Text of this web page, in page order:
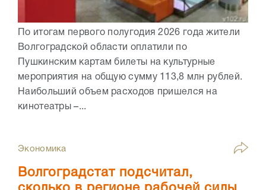
По итогам первого полугодия 2026 года жители
Волгоградской области оплатили по
Пушкинским картам билеты на культурные
мероприятия на общую сумму 113,8 млн рублей.
Наибольший объем расходов пришелся на
кинотеатры –...
Экономика
Волгоградстат подсчитал,